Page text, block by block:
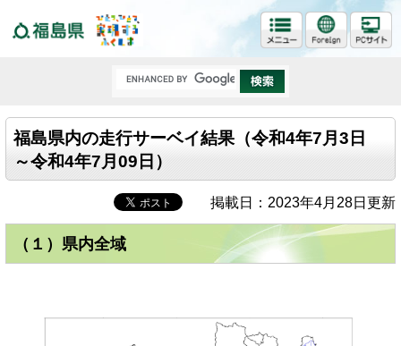
福島県内の走行サーベイ結果（令和4年7月3日
～令和4年7月09日）
掲載日：2023年4月28日更新
（１）県内全域